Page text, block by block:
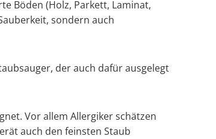
Böden (Holz, Parkett, Laminat,
sondern auch
der auch dafür ausgelegt
Vor allem Allergiker schätzen
auch den feinsten Staub